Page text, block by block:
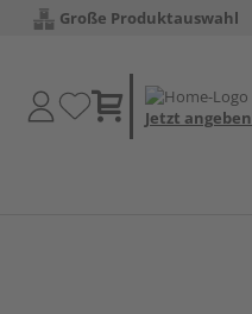
Große Produktauswahl
Jetzt angeben